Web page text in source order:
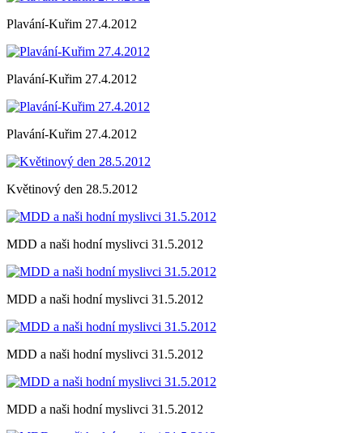
Plavání-Kuřim 27.4.2012
Plavání-Kuřim 27.4.2012
Plavání-Kuřim 27.4.2012
Květinový den 28.5.2012
MDD a naši hodní myslivci 31.5.2012
MDD a naši hodní myslivci 31.5.2012
MDD a naši hodní myslivci 31.5.2012
MDD a naši hodní myslivci 31.5.2012